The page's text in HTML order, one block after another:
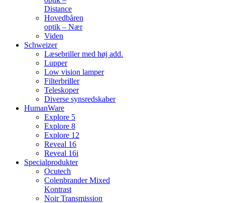
Distance
Hovedbåren
optik – Nær
Viden
Schweizer
Læsebriller med høj add.
Lupper
Low vision lamper
Filterbriller
Teleskoper
Diverse synsredskaber
HumanWare
Explore 5
Explore 8
Explore 12
Reveal 16
Reveal 16i
Specialprodukter
Ocutech
Colenbrander Mixed
Kontrast
Noir Transmission